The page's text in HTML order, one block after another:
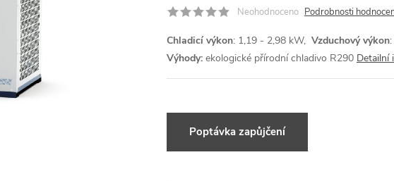
Neohodnoceno Podrobnosti
Chladicí výkon: 1,19 - 2,98 kW, Vzduchový výkon
Výhody: ekologické přírodní chladivo R290 Detailní
Dotaz k produktu